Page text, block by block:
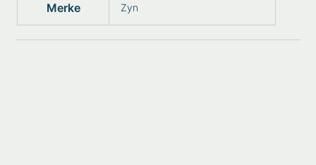
Merke Zyn